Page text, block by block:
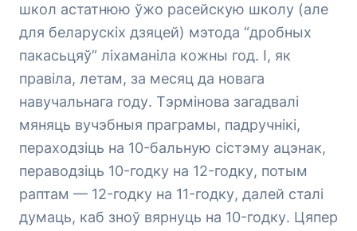
школ астатнюю ўжо расейскую школу (але
для беларускіх дзяцей) мэтода “дробных
пакасьцяў” ліхаманіла кожны год. І, як
правіла, летам, за месяц да новага
навучальнага году. Тэрмінова загадвалі
мяняць вучэбныя праграмы, падручнікі,
пераходзіць на 10-бальную сістэму ацэнак,
пераводзіць 10-годку на 12-годку, потым
раптам — 12-годку на 11-годку, далей сталі
думаць, каб зноў вярнуць на 10-годку. Цяпер